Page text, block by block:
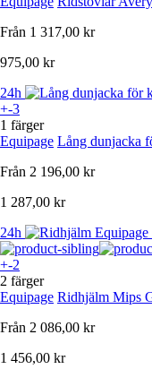
Från 1 317,00 kr
975,00 kr
24h
+-3
1 färger
Equipage Lång dunjacka
Från 2 196,00 kr
1 287,00 kr
24h
+-2
2 färger
Equipage Ridhjälm Mips
Från 2 086,00 kr
1 456,00 kr